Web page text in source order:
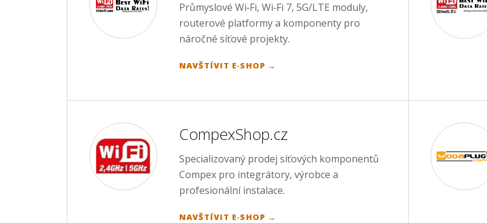
Průmyslové Wi‑Fi, Wi‑Fi 7, 5G/LTE moduly,
routerové platformy a komponenty pro
náročné síťové projekty.
NAVŠTÍVIT E‑SHOP →
CompexShop.cz
Specializovaný prodej síťových komponentů
Compex pro integrátory, výrobce a
profesionální instalace.
NAVŠTÍVIT E‑SHOP →